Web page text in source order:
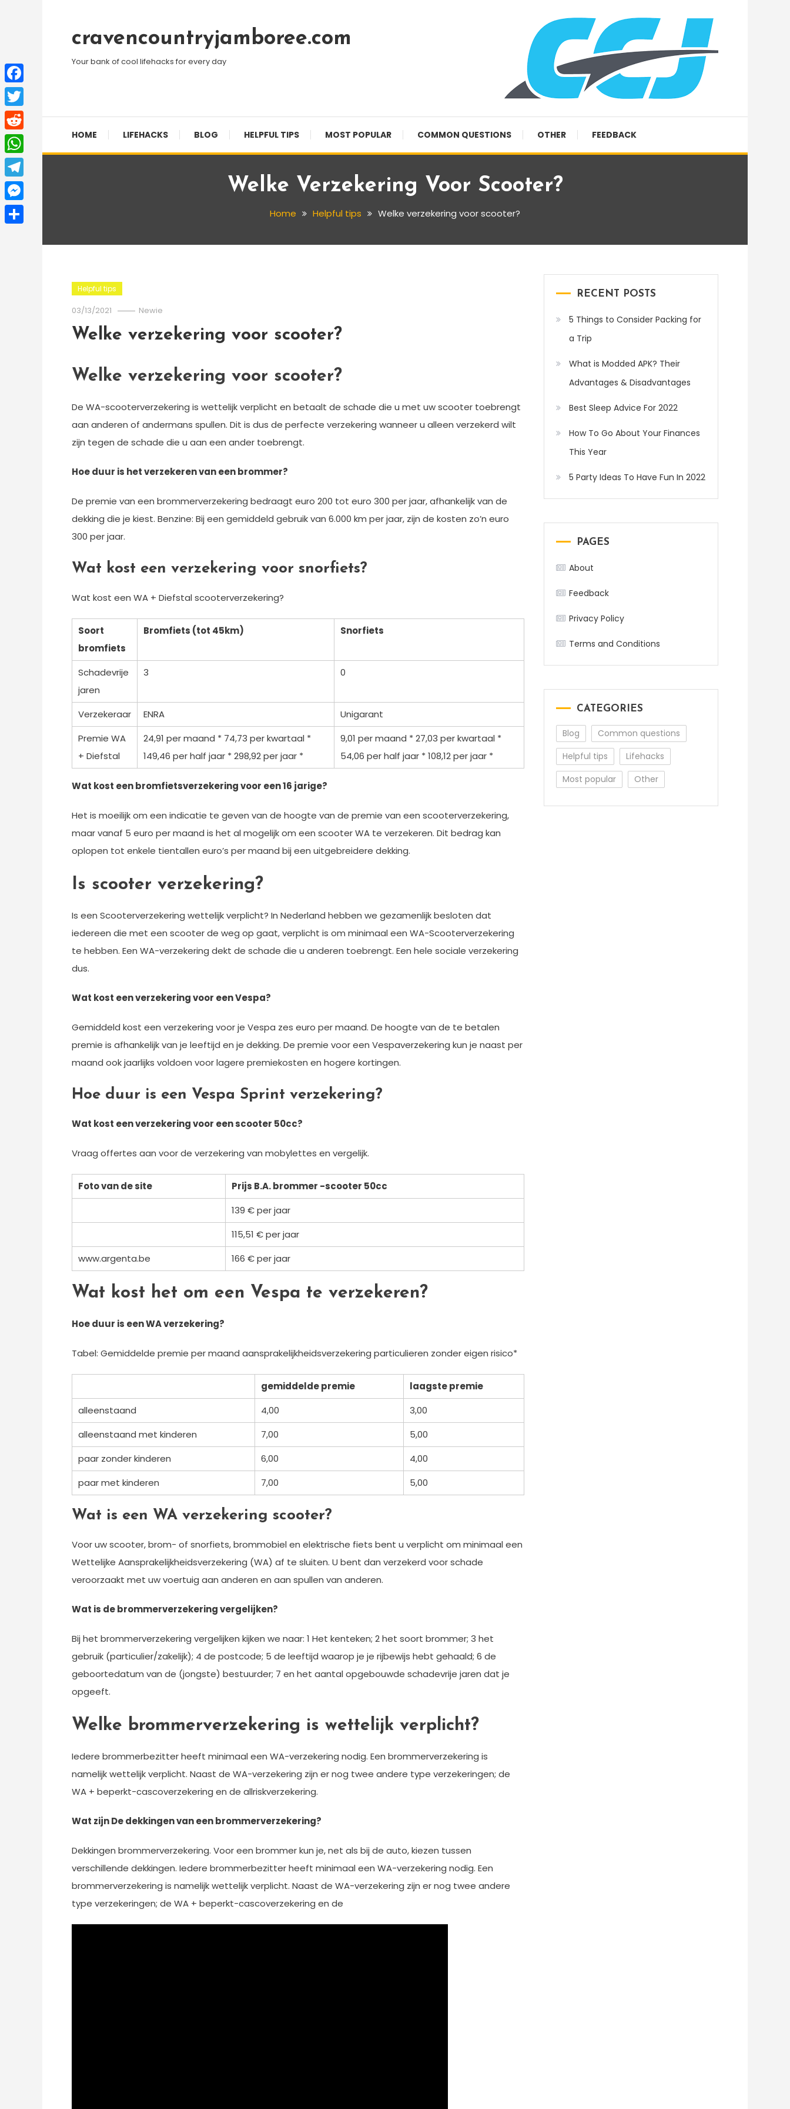
Contentcravencountryjamboree.com
Your bank of cool lifehacks for every day
HOME LIFEHACKS BLOG HELPFUL TIPS MOST POPULAR COMMON QUESTIONS OTHER FEEDBACK
Welke Verzekering Voor Scooter?
Home Helpful tips Welke verzekering voor scooter?
Helpful tips
03/13/2021 Newie
Welke verzekering voor scooter?
Welke verzekering voor scooter?
De WA-scooterverzekering is wettelijk verplicht en betaalt de schade die u met uw scooter toebrengt
aan anderen of andermans spullen. Dit is dus de perfecte verzekering wanneer u alleen verzekerd wilt
zijn tegen de schade die u aan een ander toebrengt.
Hoe duur is het verzekeren van een brommer?
De premie van een brommerverzekering bedraagt euro 200 tot euro 300 per jaar, afhankelijk van de
dekking die je kiest. Benzine: Bij een gemiddeld gebruik van 6.000 km per jaar, zijn de kosten zo’n euro
300 per jaar.
Wat kost een verzekering voor snorfiets?
Wat kost een WA + Diefstal scooterverzekering?
Soort
bromfiets
Bromfiets (tot 45km) Snorfiets
Schadevrije
jaren
3 0
Verzekeraar ENRA
Unigarant
Premie WA
+ Diefstal
24,91 per maand * 74,73 per kwartaal *
149,46 per half jaar * 298,92 per jaar *
9,01 per maand * 27,03 per kwartaal *
54,06 per half jaar * 108,12 per jaar *
Wat kost een bromfietsverzekering voor een 16 jarige?
Het is moeilijk om een indicatie te geven van de hoogte van de premie van een scooterverzekering,
maar vanaf 5 euro per maand is het al mogelijk om een scooter WA te verzekeren. Dit bedrag kan
oplopen tot enkele tientallen euro’s per maand bij een uitgebreidere dekking.
Is scooter verzekering?
Is een Scooterverzekering wettelijk verplicht? In Nederland hebben we gezamenlijk besloten dat
iedereen die met een scooter de weg op gaat, verplicht is om minimaal een WA-Scooterverzekering
te hebben. Een WA-verzekering dekt de schade die u anderen toebrengt. Een hele sociale verzekering
dus.
Wat kost een verzekering voor een Vespa?
Gemiddeld kost een verzekering voor je Vespa zes euro per maand. De hoogte van de te betalen
premie is afhankelijk van je leeftijd en je dekking. De premie voor een Vespaverzekering kun je naast per
maand ook jaarlijks voldoen voor lagere premiekosten en hogere kortingen.
Hoe duur is een Vespa Sprint verzekering?
Wat kost een verzekering voor een scooter 50cc?
Vraag offertes aan voor de verzekering van mobylettes en vergelijk.
Foto van de site
Prijs B.A. brommer -scooter 50cc
139 € per jaar
115,51 € per jaar
www.argenta.be
166 € per jaar
Wat kost het om een Vespa te verzekeren?
Hoe duur is een WA verzekering?
Tabel: Gemiddelde premie per maand aansprakelijkheidsverzekering particulieren zonder eigen risico*
gemiddelde premie
laagste premie
alleenstaand
4,00
3,00
alleenstaand met kinderen
7,00
5,00
paar zonder kinderen
6,00
4,00
paar met kinderen
7,00 5,00
Wat is een WA verzekering scooter?
Voor uw scooter, brom- of snorfiets, brommobiel en elektrische fiets bent u verplicht om minimaal een
Wettelijke Aansprakelijkheidsverzekering (WA) af te sluiten. U bent dan verzekerd voor schade
veroorzaakt met uw voertuig aan anderen en aan spullen van anderen.
Wat is de brommerverzekering vergelijken?
Bij het brommerverzekering vergelijken kijken we naar: 1 Het kenteken; 2 het soort brommer; 3 het
gebruik (particulier/zakelijk); 4 de postcode; 5 de leeftijd waarop je je rijbewijs hebt gehaald; 6 de
geboortedatum van de (jongste) bestuurder; 7 en het aantal opgebouwde schadevrije jaren dat je
opgeeft.
Welke brommerverzekering is wettelijk verplicht?
Iedere brommerbezitter heeft minimaal een WA-verzekering nodig. Een brommerverzekering is
namelijk wettelijk verplicht. Naast de WA-verzekering zijn er nog twee andere type verzekeringen; de
WA + beperkt-cascoverzekering en de allriskverzekering.
Wat zijn De dekkingen van een brommerverzekering?
Dekkingen brommerverzekering. Voor een brommer kun je, net als bij de auto, kiezen tussen
verschillende dekkingen. Iedere brommerbezitter heeft minimaal een WA-verzekering nodig. Een
brommerverzekering is namelijk wettelijk verplicht. Naast de WA-verzekering zijn er nog twee andere
type verzekeringen; de WA + beperkt-cascoverzekering en de
RECENT POSTS
5 Things to Consider Packing for
a Trip
What is Modded APK? Their
Advantages & Disadvantages
Best Sleep Advice For 2022
How To Go About Your Finances
This Year
5 Party Ideas To Have Fun In 2022
PAGES
About
Feedback
Privacy Policy
Terms and Conditions
CATEGORIES
Blog
Common questions
Helpful tips
Lifehacks
Most popular
Other
Facebook
Twitter
Reddit
WhatsApp
Telegram
Messenger